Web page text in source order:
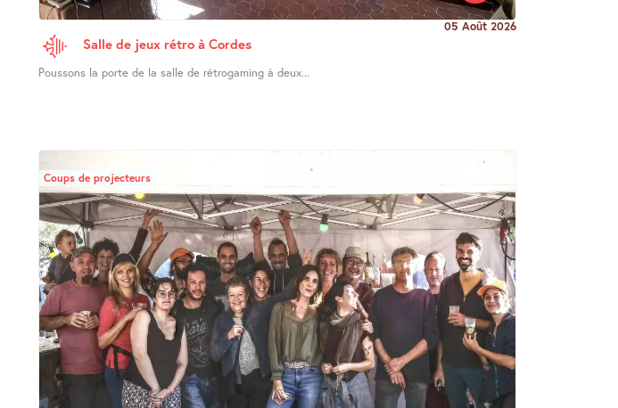
05 Août 2026
Salle de jeux rétro à Cordes
Poussons la porte de la salle de rétrogaming à deux...
Coups de projecteurs